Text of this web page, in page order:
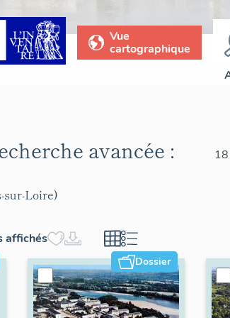
Vue
cartographique
avancée :
sur-Loire)
affichés
Dossier